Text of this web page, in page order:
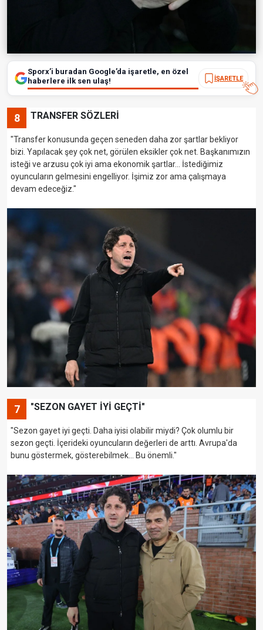
Sporx’i buradan Google’da işaretle, en özel
haberlere ilk sen ulaş!
İŞARETLE
8 TRANSFER SÖZLERİ
"Transfer konusunda geçen seneden daha zor şartlar bekliyor
bizi. Yapılacak şey çok net, görülen eksikler çok net. Başkanımızın
isteği ve arzusu çok iyi ama ekonomik şartlar... İstediğimiz
oyuncuların gelmesini engelliyor. İşimiz zor ama çalışmaya
devam edeceğiz."
7 "SEZON GAYET İYİ GEÇTİ"
"Sezon gayet iyi geçti. Daha iyisi olabilir miydi? Çok olumlu bir
sezon geçti. İçerideki oyuncuların değerleri de arttı. Avrupa'da
bunu göstermek, gösterebilmek... Bu önemli."